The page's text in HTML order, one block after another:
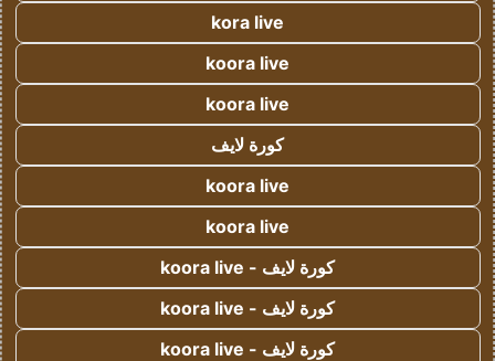
kora live
koora live
koora live
كورة لايف
koora live
koora live
كورة لايف - koora live
كورة لايف - koora live
كورة لايف - koora live